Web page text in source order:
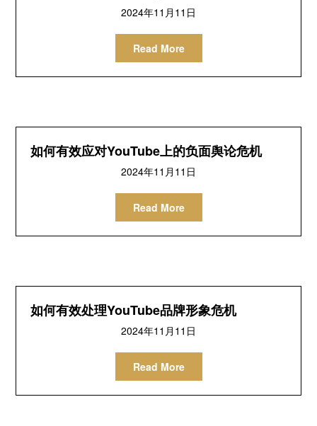
2024年11月11日
Read More
如何有效应对YouTube上的负面舆论危机
2024年11月11日
Read More
如何有效处理YouTube品牌形象危机
2024年11月11日
Read More